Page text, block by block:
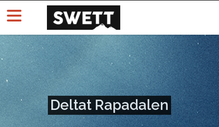
Deltat Rapadalen